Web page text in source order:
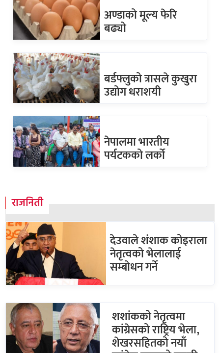
अण्डाको मूल्य फेरि
बढ्यो
बर्डफ्लुको त्रासले कुखुरा
उद्योग धराशयी
नेपालमा भारतीय
पर्यटकको लर्को
राजनिती
देउवाले शंशाक कोइराला
नेतृत्वको भेलालाई
सम्बोधन गर्ने
शशांकको नेतृत्वमा
कांग्रेसको राष्ट्रिय भेला,
शेखरसहितको नयाँ